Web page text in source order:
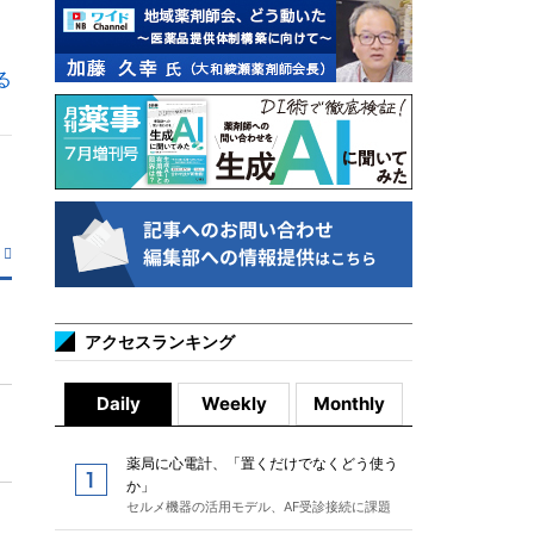
アクセスランキング
Daily Weekly Monthly
薬局に心電計、「置くだけでなくどう使う
か」
セルメ機器の活用モデル、AF受診接続に課題